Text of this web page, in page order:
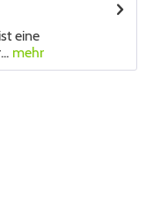
eine
mehr